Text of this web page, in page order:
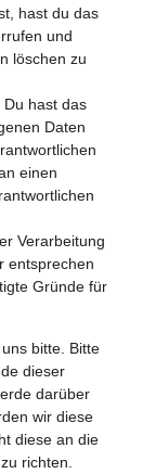
hast du das
und
löschen zu
hast das
Daten
einen
Verarbeitung
entsprechen
Gründe für
bitte. Bitte
dieser
darüber
wir diese
diese an die
richten.